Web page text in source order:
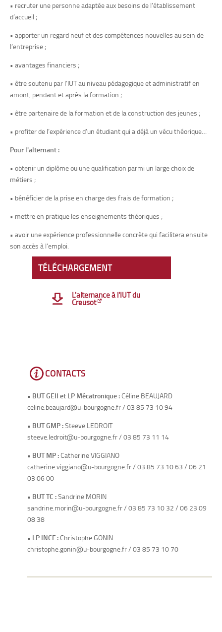
• recruter une personne adaptée aux besoins de l’établissement
d’accueil ;
• apporter un regard neuf et des compétences nouvelles au sein de
l’entreprise ;
• avantages financiers ;
• être soutenu par l’IUT au niveau pédagogique et administratif en
amont, pendant et après la formation ;
• être partenaire de la formation et de la construction des jeunes ;
• profiter de l’expérience d’un étudiant qui a déjà un vécu théorique…
Pour l'alternant :
• obtenir un diplôme ou une qualification parmi un large choix de
métiers ;
• bénéficier de la prise en charge des frais de formation ;
• mettre en pratique les enseignements théoriques ;
• avoir une expérience professionnelle concrète qui facilitera ensuite
son accès à l’emploi.
TÉLÉCHARGEMENT
L'alternance à l'IUT du
Creusot
CONTACTS
• BUT GEII et LP Mécatronique :Céline BEAUJARD
celine.beaujard@u-bourgogne.fr / 03 85 73 10 94
• BUT GMP :Steeve LEDROIT
steeve.ledroit@u-bourgogne.fr / 03 85 73 11 14
• BUT MP :Catherine VIGGIANO
catherine.viggiano@u-bourgogne.fr / 03 85 73 10 63 / 06 21
03 06 00
• BUT TC :Sandrine MORIN
sandrine.morin@u-bourgogne.fr / 03 85 73 10 32 / 06 23 09
08 38
• LP INCF :Christophe GONIN
christophe.gonin@u-bourgogne.fr / 03 85 73 10 70